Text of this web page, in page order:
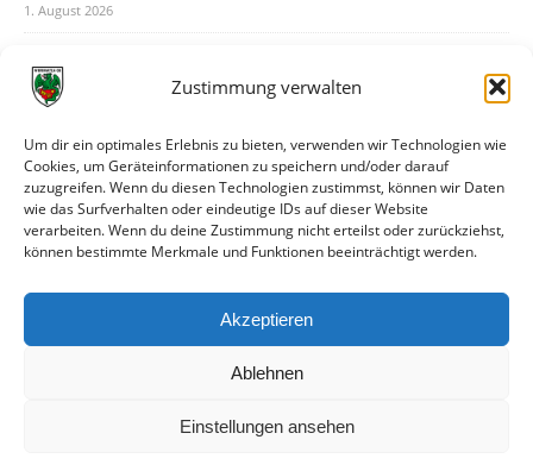
Zustimmung verwalten
Um dir ein optimales Erlebnis zu bieten, verwenden wir Technologien wie
Cookies, um Geräteinformationen zu speichern und/oder darauf
zuzugreifen. Wenn du diesen Technologien zustimmst, können wir Daten
wie das Surfverhalten oder eindeutige IDs auf dieser Website
verarbeiten. Wenn du deine Zustimmung nicht erteilst oder zurückziehst,
können bestimmte Merkmale und Funktionen beeinträchtigt werden.
Akzeptieren
Ablehnen
Einstellungen ansehen
1. August 2026
31. Juli 2026
30. Juli 2026
Deine Spielminute: 89+1
28. Juli 2026
Neuer Rückensponsor
Neue Podcast-Folge: So tickt Björn!
27. Juli 2026